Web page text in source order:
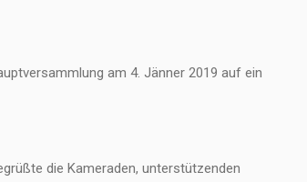
am 4. Jänner 2019 auf ein
die Kameraden, unterstützenden